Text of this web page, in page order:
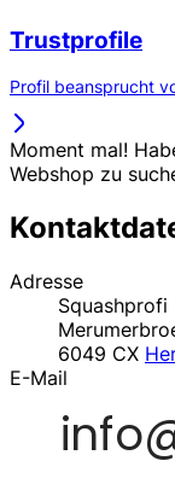
Trustprofile
Profil beansprucht
Moment mal!
Webshop zu
Adresse
Squashprofi
6049 CX
E-Mail